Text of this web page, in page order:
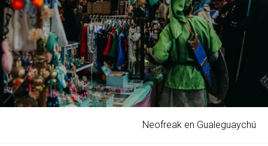
Neofreak en Gualeguaychú